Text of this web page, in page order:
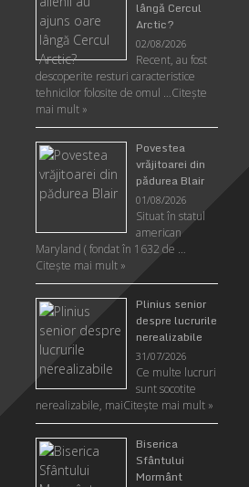
lângă Cercul
Arctic?
02/08/2026
Recent, au fost
descoperite resturi caracteristice
tehnicilor folosite de omul …Citeşte
mai mult »
Povestea
vrăjitoarei din
pădurea Blair
01/08/2026
Situat în statul
american
Maryland ( fondat în 1632 de …
Citeşte mai mult »
Plinius senior
despre lucrurile
nerealizabile
31/07/2026
Ce multe lucruri
sunt socotite
nerealizabile, maiCiteşte mai mult »
Biserica
Sfântului
Mormânt